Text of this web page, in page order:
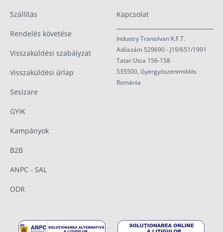
Szállítás
Rendelés követése
Visszaküldési szabályzat
Visszaküldési űrlap
Sesizare
GYIK
Kampányok
B2B
ANPC - SAL
ODR
Kapcsolat
Industry Transilvan K.F.T.
Adószám 529690 - J19/651/1991
Tatar Utca 156-158
535500, Gyergyószentmiklós
Románia